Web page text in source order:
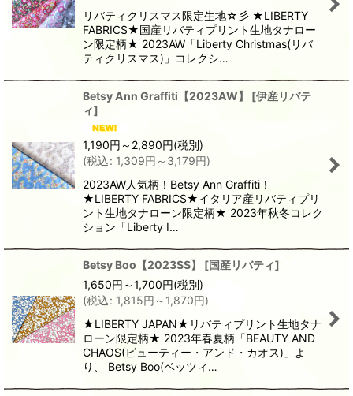
リバティクリスマス限定生地☆彡 ★LIBERTY
FABRICS★国産リバティプリント生地タナロー
ン限定柄★ 2023AW「Liberty Christmas(リバ
ティクリスマス)」コレクシ…
Betsy Ann Graffiti【2023AW】 [伊産リバテ
ィ]
1,190円 ～2,890円(税別)
(税込: 1,309円 ～3,179円)
2023AW人気柄！Betsy Ann Graffiti！
★LIBERTY FABRICS★イタリア産リバティプリ
ント生地タナローン限定柄★ 2023年秋冬コレク
ション「Liberty I…
Betsy Boo【2023SS】 [国産リバティ]
1,650円 ～1,700円(税別)
(税込: 1,815円 ～1,870円)
★LIBERTY JAPAN★リバティプリント生地タナ
ローン限定柄★ 2023年春夏柄「BEAUTY AND
CHAOS(ビューティー・アンド・カオス)」よ
り、 Betsy Boo(ベッツィ…